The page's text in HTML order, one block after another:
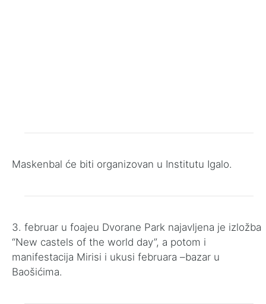
Maskenbal će biti organizovan u Institutu Igalo.
3. februar u foajeu Dvorane Park najavljena je izložba
“New castels of the world day”, a potom i
manifestacija Mirisi i ukusi februara –bazar u
Baošićima.